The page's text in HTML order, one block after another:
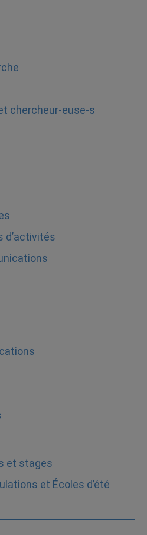
chercheur-euse-s
d’activités
et stages
et Écoles d’été